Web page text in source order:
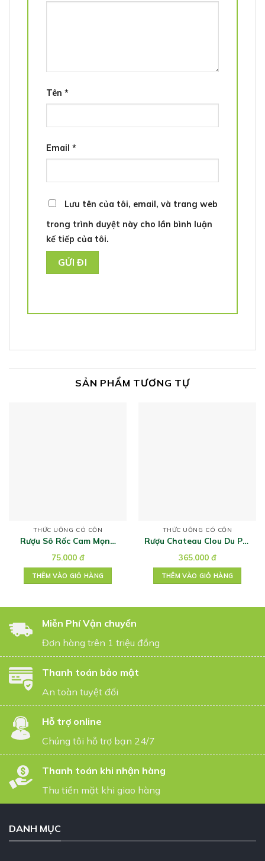
Tên *
Email *
Lưu tên của tôi, email, và trang web
trong trình duyệt này cho lần bình luận
kế tiếp của tôi.
SẢN PHẨM TƯƠNG TỰ
THỨC UỐNG CÓ CỒN
Rượu Sô Rốc Cam Mọng
75.000 đ
THÊM VÀO GIỎ HÀNG
THỨC UỐNG CÓ CỒN
Rượu Chateau Clou Du Pin
365.000 đ
THÊM VÀO GIỎ HÀNG
Miễn Phí Vận chuyển
Đơn hàng trên 1 triệu đồng
Thanh toán bảo mật
An toàn tuyệt đối
Hỗ trợ online
Chúng tôi hỗ trợ bạn 24/7
Thanh toán khi nhận hàng
Thu tiền mặt khi giao hàng
DANH MỤC